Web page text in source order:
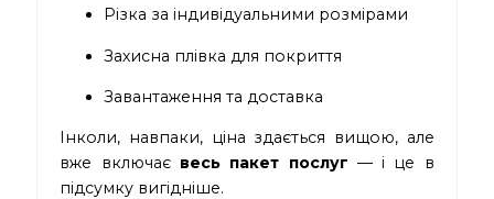
Різка за індивідуальними розмірами
Захисна плівка для покриття
Завантаження та доставка
Інколи, навпаки, ціна здається вищою, але
вже включає весь пакет послуг — і це в
підсумку вигідніше.